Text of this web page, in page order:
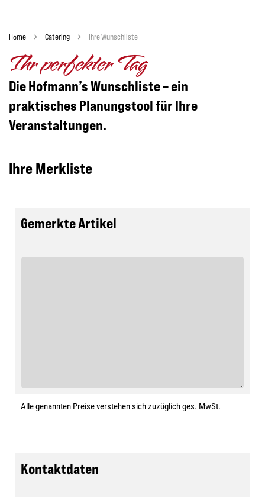
Home Catering Ihre Wunschliste
Ihr perfekter Tag
Die Hofmann’s Wunschliste – ein
praktisches Planungstool für Ihre
Veranstaltungen.
Ihre Merkliste
Gemerkte Artikel
Alle genannten Preise verstehen sich zuzüglich ges. MwSt.
Kontaktdaten